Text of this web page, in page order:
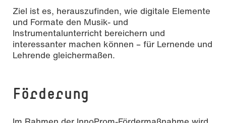
Ziel ist es, herauszufinden, wie digitale Elemente
und Formate den Musik- und
Instrumentalunterricht bereichern und
interessanter machen können – für Lernende und
Lehrende gleichermaßen.
Förderung